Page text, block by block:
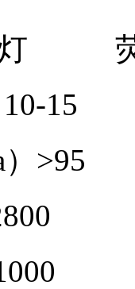
荧
）
Ra
2800